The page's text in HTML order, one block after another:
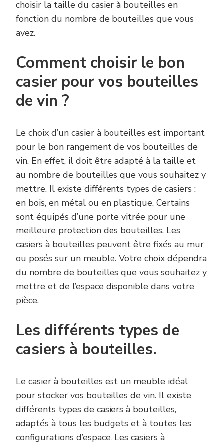
choisir la taille du casier à bouteilles en
fonction du nombre de bouteilles que vous
avez.
Comment choisir le bon
casier pour vos bouteilles
de vin ?
Le choix d’un casier à bouteilles est important
pour le bon rangement de vos bouteilles de
vin. En effet, il doit être adapté à la taille et
au nombre de bouteilles que vous souhaitez y
mettre. Il existe différents types de casiers :
en bois, en métal ou en plastique. Certains
sont équipés d’une porte vitrée pour une
meilleure protection des bouteilles. Les
casiers à bouteilles peuvent être fixés au mur
ou posés sur un meuble. Votre choix dépendra
du nombre de bouteilles que vous souhaitez y
mettre et de l’espace disponible dans votre
pièce.
Les différents types de
casiers à bouteilles.
Le casier à bouteilles est un meuble idéal
pour stocker vos bouteilles de vin. Il existe
différents types de casiers à bouteilles,
adaptés à tous les budgets et à toutes les
configurations d’espace. Les casiers à